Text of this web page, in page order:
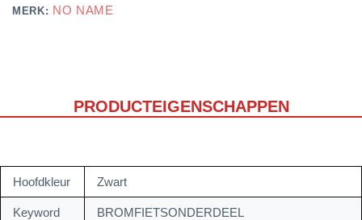
MERK: NO NAME
PRODUCTEIGENSCHAPPEN
Hoofdkleur Zwart
Keyword BROMFIETSONDERDEEL